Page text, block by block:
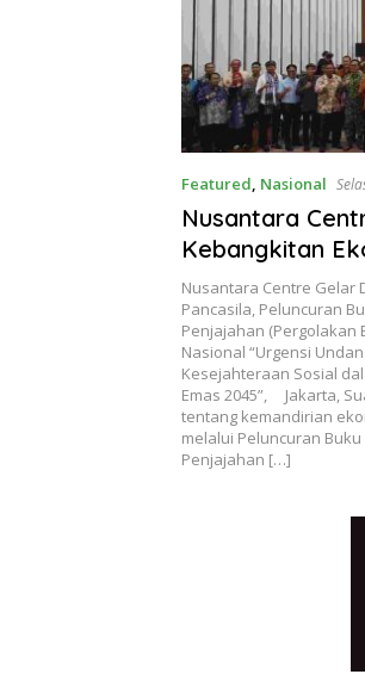
Featured, Nasional
Nusantara
Kebangkitan
Peluncuran
(Pergolakan
& Simposium
Undang
Kesejahteraan
Bangsa Menuju
Nusantara Centre Gelar
Pancasila, Peluncuran
Penjajahan (Pergolakan
Nasional “Urgensi
Kesejahteraan Sosial
Emas 2045”, Jakarta,
tentang kemandirian
melalui Peluncuran
Penjajahan […]